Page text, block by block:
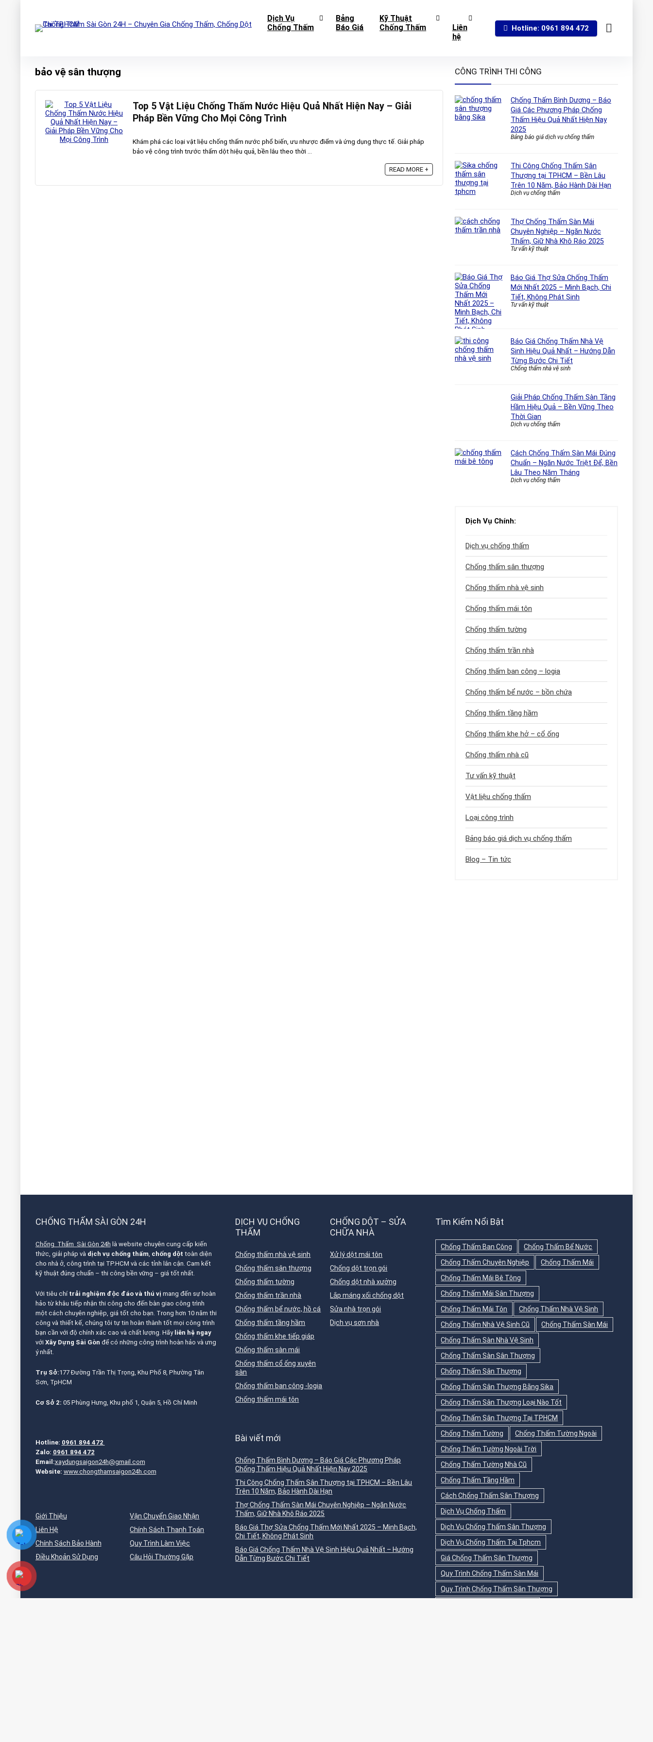
Dịch Vụ
Chống Thấm
Bảng
Báo Giá
Kỹ Thuật
Chống Thấm
Liên
hệ
Hotline: 0961 894 472
bảo vệ sân thượng
Top 5 Vật Liệu Chống Thấm Nước Hiệu Quả Nhất Hiện Nay – Giải
Pháp Bền Vững Cho Mọi Công Trình
Khám phá các loại vật liệu chống thấm nước phổ biến, ưu nhược điểm và ứng dụng thực tế. Giải pháp
bảo vệ công trình trước thấm dột hiệu quả, bền lâu theo thời ...
READ MORE +
CÔNG TRÌNH THI CÔNG
Chống Thấm Bình Dương – Báo
Giá Các Phương Pháp Chống
Thấm Hiệu Quả Nhất Hiện Nay
2025
Bảng báo giá dịch vụ chống thấm
Thi Công Chống Thấm Sân
Thượng tại TPHCM – Bền Lâu
Trên 10 Năm, Bảo Hành Dài Hạn
Dịch vụ chống thấm
Thợ Chống Thấm Sàn Mái
Chuyên Nghiệp – Ngăn Nước
Thấm, Giữ Nhà Khô Ráo 2025
Tư vấn kỹ thuật
Báo Giá Thợ Sửa Chống Thấm
Mới Nhất 2025 – Minh Bạch, Chi
Tiết, Không Phát Sinh
Tư vấn kỹ thuật
Báo Giá Chống Thấm Nhà Vệ
Sinh Hiệu Quả Nhất – Hướng Dẫn
Từng Bước Chi Tiết
Chống thấm nhà vệ sinh
Giải Pháp Chống Thấm Sàn Tầng
Hầm Hiệu Quả – Bền Vững Theo
Thời Gian
Dịch vụ chống thấm
Cách Chống Thấm Sàn Mái Đúng
Chuẩn – Ngăn Nước Triệt Để, Bền
Lâu Theo Năm Tháng
Dịch vụ chống thấm
Dịch Vụ Chính:
Dịch vụ chống thấm
Chống thấm sân thượng
Chống thấm nhà vệ sinh
Chống thấm mái tôn
Chống thấm tường
Chống thấm trần nhà
Chống thấm ban công – logia
Chống thấm bể nước – bồn chứa
Chống thấm tầng hầm
Chống thấm khe hở – cổ ống
Chống thấm nhà cũ
Tư vấn kỹ thuật
Vật liệu chống thấm
Loại công trình
Bảng báo giá dịch vụ chống thấm
Blog – Tin tức
CHỐNG THẤM SÀI GÒN 24H
Chống Thấm Sài Gòn 24h là website chuyên cung cấp kiến
thức, giải pháp và dịch vụ chống thấm, chống dột toàn diện
cho nhà ở, công trình tại TP.HCM và các tỉnh lân cận. Cam kết
kỹ thuật đúng chuẩn – thi công bền vững – giá tốt nhất.
Với tiêu chí trải nghiệm độc đáo và thú vị mang đến sự hoàn
hảo từ khâu tiếp nhận thi công cho đến bàn giao công trình
một cách chuyên nghiệp, giá tốt cho bạn. Trong hơn 10 năm thi
công và thiết kế, chúng tôi tự tin hoàn thành tốt mọi công trình
bạn cần với độ chính xác cao và chất lượng. Hãy liên hệ ngay
với Xây Dựng Sài Gòn để có những công trình hoàn hảo và ưng
ý nhất.
Trụ Sở:177 Đường Trần Thị Trọng, Khu Phố 8, Phường Tân
Sơn, TpHCM
Cơ Sở 2: 05 Phùng Hưng, Khu phố 1, Quận 5, Hồ Chí Minh
Hotline: 0961 894 472
Zalo: 0961 894 472
Email:xaydungsaigon24h@gmail.com
Website: www.chongthamsaigon24h.com
Giới Thiệu
Liên Hệ
Chính Sách Bảo Hành
Điều Khoản Sử Dụng
Vận Chuyển Giao Nhận
Chính Sách Thanh Toán
Quy Trình Làm Việc
Câu Hỏi Thường Gặp
DỊCH VỤ CHỐNG
THẤM
Chống thấm nhà vệ sinh
Chống thấm sân thượng
Chống thấm tường
Chống thấm trần nhà
Chống thấm bể nước, hồ cá
Chống thấm tầng hầm
Chống thấm khe tiếp giáp
Chống thấm sàn mái
Chống thấm cổ ống xuyên
sàn
Chống thấm ban công -logia
Chống thấm mái tôn
CHỐNG DỘT – SỬA
CHỮA NHÀ
Xử lý dột mái tôn
Chống dột trọn gói
Chống dột nhà xưởng
Lắp máng xối chống dột
Sửa nhà trọn gói
Dịch vụ sơn nhà
Bài viết mới
Chống Thấm Bình Dương – Báo Giá Các Phương Pháp
Chống Thấm Hiệu Quả Nhất Hiện Nay 2025
Thi Công Chống Thấm Sân Thượng tại TPHCM – Bền Lâu
Trên 10 Năm, Bảo Hành Dài Hạn
Thợ Chống Thấm Sàn Mái Chuyên Nghiệp – Ngăn Nước
Thấm, Giữ Nhà Khô Ráo 2025
Báo Giá Thợ Sửa Chống Thấm Mới Nhất 2025 – Minh Bạch,
Chi Tiết, Không Phát Sinh
Báo Giá Chống Thấm Nhà Vệ Sinh Hiệu Quả Nhất – Hướng
Dẫn Từng Bước Chi Tiết
Tìm Kiếm Nổi Bật
Chống Thấm Ban Công
Chống Thấm Bể Nước
Chống Thấm Chuyên Nghiệp
Chống Thấm Mái
Chống Thấm Mái Bê Tông
Chống Thấm Mái Sân Thượng
Chống Thấm Mái Tôn
Chống Thấm Nhà Vệ Sinh
Chống Thấm Nhà Vệ Sinh Cũ
Chống Thấm Sàn Mái
Chống Thấm Sàn Nhà Vệ Sinh
Chống Thấm Sàn Sân Thượng
Chống Thấm Sân Thượng
Chống Thấm Sân Thượng Bằng Sika
Chống Thấm Sân Thượng Loại Nào Tốt
Chống Thấm Sân Thượng Tại TPHCM
Chống Thấm Tường
Chống Thấm Tường Ngoài
Chống Thấm Tường Ngoài Trời
Chống Thấm Tường Nhà Cũ
Chống Thấm Tầng Hầm
Cách Chống Thấm Sân Thượng
Dịch Vụ Chống Thấm
Dịch Vụ Chống Thấm Sân Thượng
Dịch Vụ Chống Thấm Tại Tphcm
Giá Chống Thấm Sân Thượng
Quy Trình Chống Thấm Sàn Mái
Quy Trình Chống Thấm Sân Thượng